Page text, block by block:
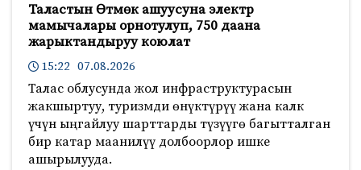
Таластын Өтмөк ашуусуна электр
мамычалары орнотулуп, 750 даана
жарыктандыруу коюлат
15:22 07.08.2026
Талас облусунда жол инфраструктурасын
жакшыртуу, туризмди өнүктүрүү жана калк
үчүн ыңгайлуу шарттарды түзүүгө багытталган
бир катар маанилүү долбоорлор ишке
ашырылууда.